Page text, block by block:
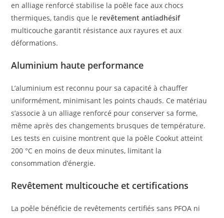
en alliage renforcé stabilise la poêle face aux chocs
thermiques, tandis que le revêtement antiadhésif
multicouche garantit résistance aux rayures et aux
déformations.
Aluminium haute performance
L’aluminium est reconnu pour sa capacité à chauffer
uniformément, minimisant les points chauds. Ce matériau
s’associe à un alliage renforcé pour conserver sa forme,
même après des changements brusques de température.
Les tests en cuisine montrent que la poêle Cookut atteint
200 °C en moins de deux minutes, limitant la
consommation d’énergie.
Revêtement multicouche et certifications
La poêle bénéficie de revêtements certifiés sans PFOA ni